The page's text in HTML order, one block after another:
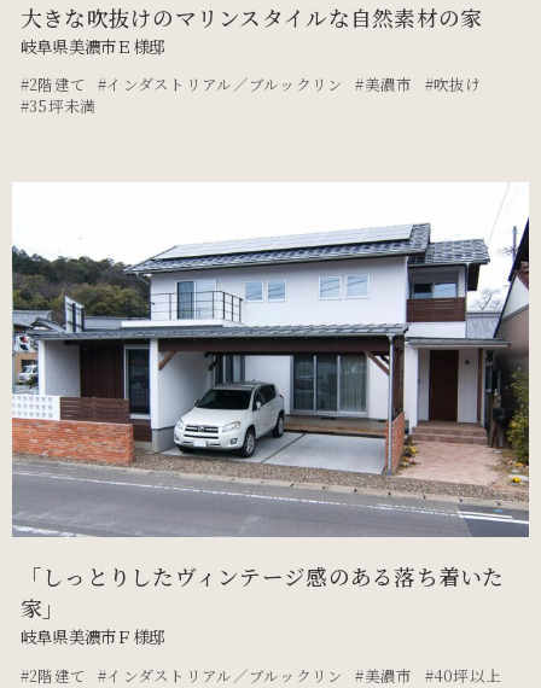
大きな吹抜けのマリンスタイルな自然素材の家
岐阜県美濃市Ｅ様邸
2階建て インダストリアル／ブルックリン 美濃市
吹抜け
35坪未満
「しっとりしたヴィンテージ感のある落ち着いた
家」
岐阜県美濃市Ｆ様邸
2階建て インダストリアル／ブルックリン 美濃市 40坪以上